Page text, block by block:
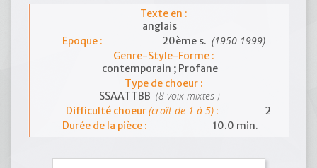
Texte en :
anglais
Epoque :
20ème s. (1950-1999)
Genre-Style-Forme :
contemporain ; Profane
Type de choeur :
SSAATTBB (8 voix mixtes )
Difficulté choeur(croît de 1 à 5):
2
Durée de la pièce :
10.0 min.